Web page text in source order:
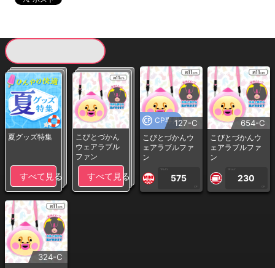
夏グッズ特集
すべて見る
こびとづかん
ウェアラブル
ファン
すべて見る
CP専用127-C
こびとづかんウ
ェアラブルファ
ン
1PLAY
575
CP
654-C
こびとづかんウ
ェアラブルファ
ン
1PLAY
230
CP
324-C